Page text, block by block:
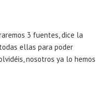
3 fuentes, dice la
ellas para poder
nosotros ya lo hemos